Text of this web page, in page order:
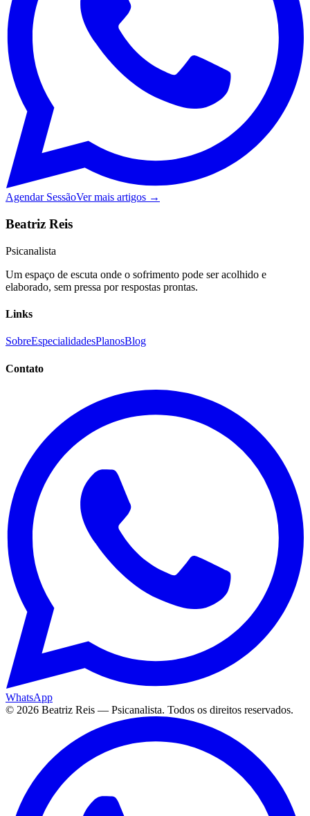
Agendar SessãoVer mais artigos →
Beatriz Reis
Psicanalista
Um espaço de escuta onde o sofrimento pode ser acolhido e
elaborado, sem pressa por respostas prontas.
Links
SobreEspecialidadesPlanosBlog
Contato
WhatsApp
© 2026 Beatriz Reis — Psicanalista. Todos os direitos reservados.